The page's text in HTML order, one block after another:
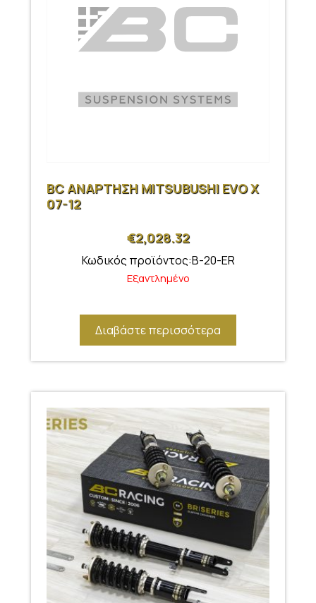
BC ΑΝΑΡΤΗΣΗ MITSUBUSHI EVO X
07-12
€2,028.32
Κωδικός προϊόντος:B-20-ER
Εξαντλημένο
Διαβάστε περισσότερα